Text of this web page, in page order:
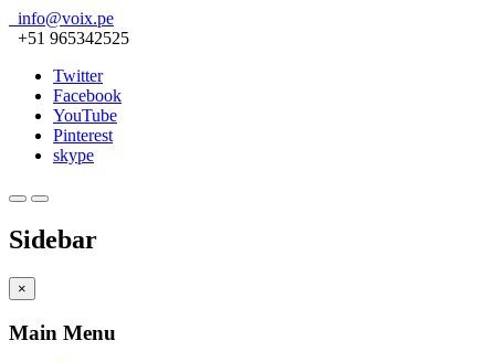
info@voix.pe
+51 965342525
Twitter
Facebook
YouTube
Pinterest
skype
Sidebar
×
Main Menu